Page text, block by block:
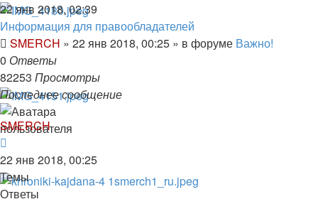
22 янв 2018, 02:39
Информация для правообладателей
SMERCH » 22 янв 2018, 00:25 » в форуме Важно!
0 Ответы
82253 Просмотры
Последнее сообщение
SMERCH
22 янв 2018, 00:25
Темы
Ответы